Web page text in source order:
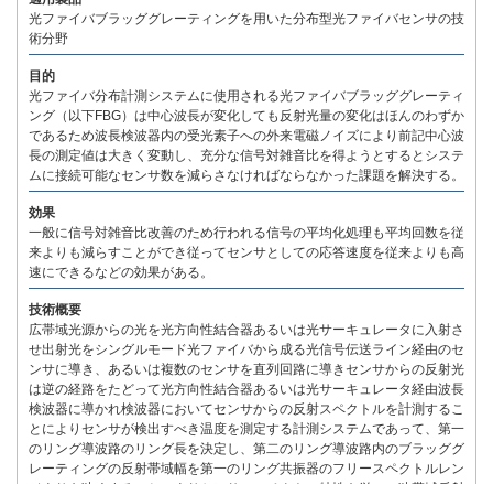
光ファイバブラッググレーティングを用いた分布型光ファイバセンサの技
術分野
目的
光ファイバ分布計測システムに使用される光ファイバブラッググレーティ
ング（以下FBG）は中心波長が変化しても反射光量の変化はほんのわずか
であるため波長検波器内の受光素子への外来電磁ノイズにより前記中心波
長の測定値は大きく変動し、充分な信号対雑音比を得ようとするとシステ
ムに接続可能なセンサ数を減らさなければならなかった課題を解決する。
効果
一般に信号対雑音比改善のため行われる信号の平均化処理も平均回数を従
来よりも減らすことができ従ってセンサとしての応答速度を従来よりも高
速にできるなどの効果がある。
技術概要
広帯域光源からの光を光方向性結合器あるいは光サーキュレータに入射さ
せ出射光をシングルモード光ファイバから成る光信号伝送ライン経由のセ
ンサに導き、あるいは複数のセンサを直列回路に導きセンサからの反射光
は逆の経路をたどって光方向性結合器あるいは光サーキュレータ経由波長
検波器に導かれ検波器においてセンサからの反射スペクトルを計測するこ
とによりセンサが検出すべき温度を測定する計測システムであって、第一
のリング導波路のリング長を決定し、第二のリング導波路内のブラッググ
レーティングの反射帯域幅を第一のリング共振器のフリースペクトルレン